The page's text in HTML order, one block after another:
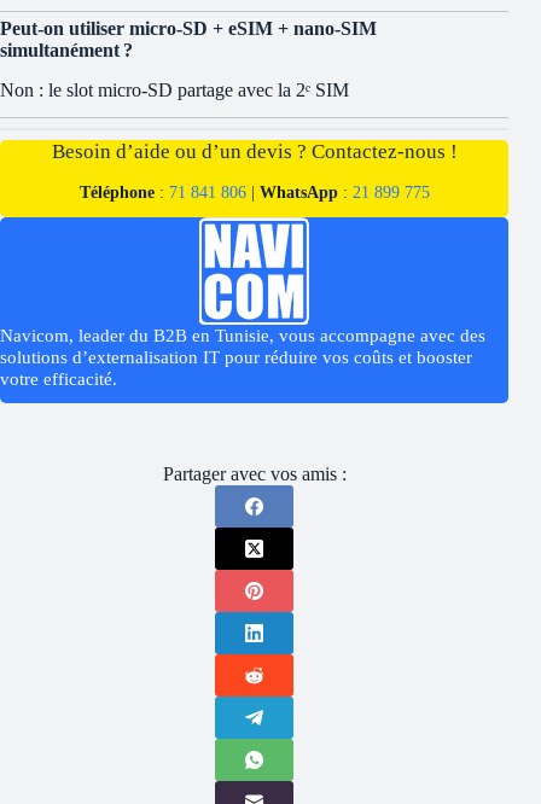
Peut‑on utiliser micro‑SD + eSIM + nano‑SIM
simultanément ?
Non : le slot micro‑SD partage avec la 2ᵉ SIM
Besoin d’aide ou d’un devis ? Contactez-nous !
Téléphone: 71 841 806| WhatsApp: 21 899 775
Navicom, leader du B2B en Tunisie, vous accompagne avec des
solutions d’externalisation IT pour réduire vos coûts et booster
votre efficacité.
Partager avec vos amis :